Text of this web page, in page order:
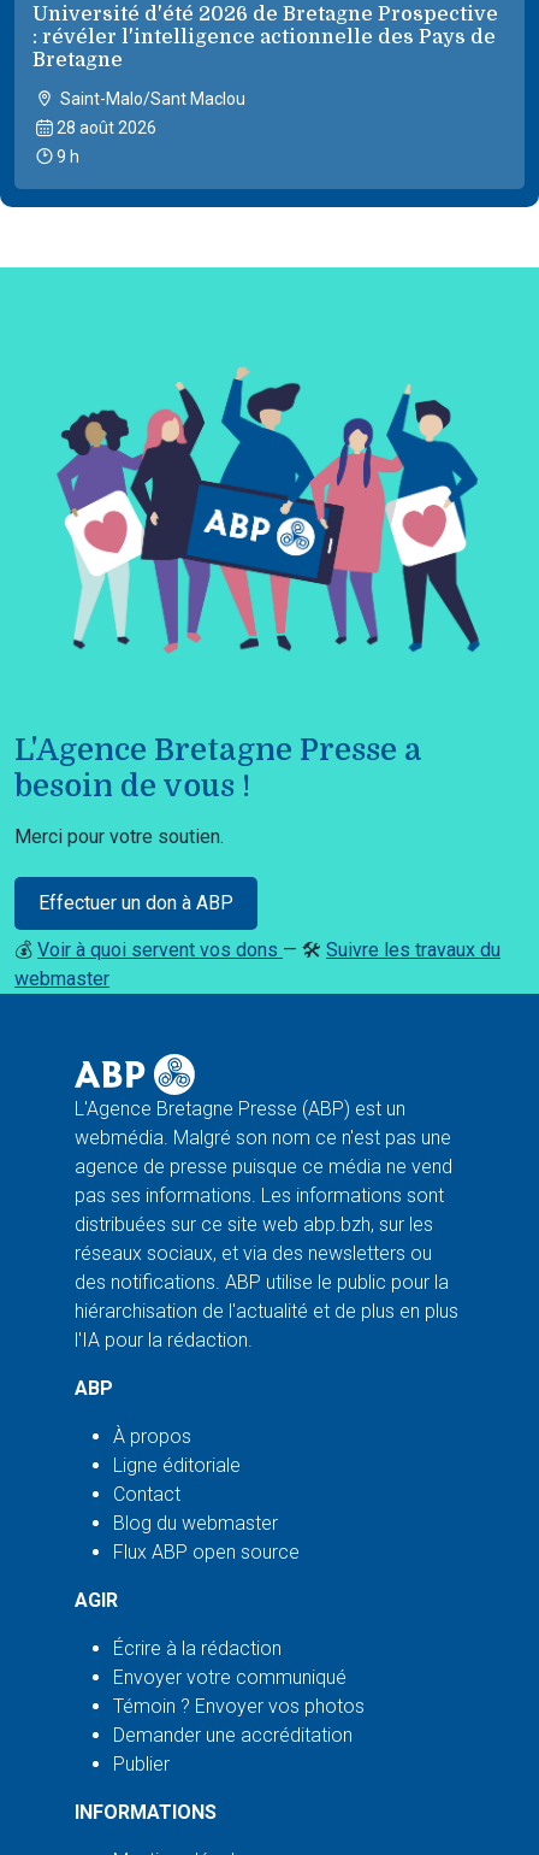
Université d'été 2026 de Bretagne Prospective
: révéler l'intelligence actionnelle des Pays de
Bretagne
Saint-Malo/Sant Maclou
28 août 2026
9 h
L'Agence Bretagne Presse a
besoin de vous !
Merci pour votre soutien.
Effectuer un don à ABP
💰 Voir à quoi servent vos dons — 🛠️ Suivre les travaux du
webmaster
L'Agence Bretagne Presse (ABP) est un
webmédia. Malgré son nom ce n'est pas une
agence de presse puisque ce média ne vend
pas ses informations. Les informations sont
distribuées sur ce site web abp.bzh, sur les
réseaux sociaux, et via des newsletters ou
des notifications. ABP utilise le public pour la
hiérarchisation de l'actualité et de plus en plus
l'IA pour la rédaction.
ABP
À propos
Ligne éditoriale
Contact
Blog du webmaster
Flux ABP open source
AGIR
Écrire à la rédaction
Envoyer votre communiqué
Témoin ? Envoyer vos photos
Demander une accréditation
Publier
INFORMATIONS